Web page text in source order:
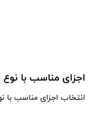
اجزای مناسب با نوع
انتخاب اجزای مناسب با